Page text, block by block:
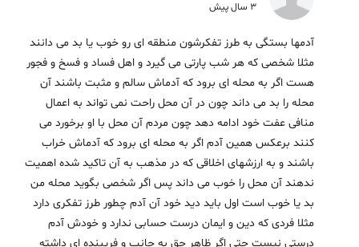
3 سال پیش
آدمها بستگی به طرز تفکرشون منطقه ای رو خوب یا بد می دانند
مثلا شخصی که هر شب پارتی می گیرد و اهل فساد و فسخ و فجور
هست اگر به محله ای برود که آدماش سالم و مثبت باشند آن
محله را بد می داند چون در آن محل راحت نمی تواند به اعمال
منافی عفت خود ادامه دهد چون مردم آن محل با او برخورد می
کنند برعکس همین آدم اگر به محله ای برود که آدماش خراب
باشند و به ارزشهای اخلاقی که در مذهب به آن تاکید شده اهمیت
ندهند آن محل را خوب می داند پس اگر شخصی بگوید محله من
بد یا خوب است اول باید دید خود آن آدم چطور طرز تفکری دارد
مثلا فردی که دین و ایمان درست حسابی ندارد و خودش آدم
درستی نیست حتی اگر ظاهر حق به جانب و فریبنده ای داشته